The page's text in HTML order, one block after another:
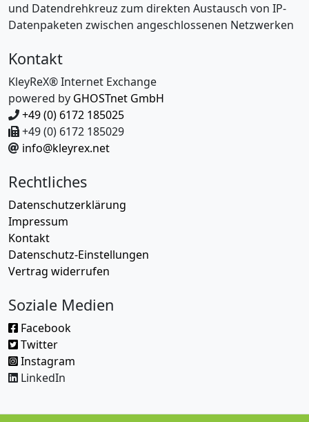
und Datendrehkreuz zum direkten Austausch von IP-
Datenpaketen zwischen angeschlossenen Netzwerken
Kontakt
KleyReX® Internet Exchange
powered by GHOSTnet GmbH
+49 (0) 6172 185025
+49 (0) 6172 185029
info@kleyrex.net
Rechtliches
Datenschutzerklärung
Impressum
Kontakt
Datenschutz-Einstellungen
Vertrag widerrufen
Soziale Medien
Facebook
Twitter
Instagram
LinkedIn